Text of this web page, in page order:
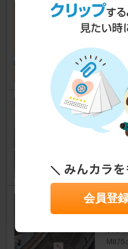
スタ
V70
ス
ッ
ボロ
左フ
3)
V70
M875
会員登